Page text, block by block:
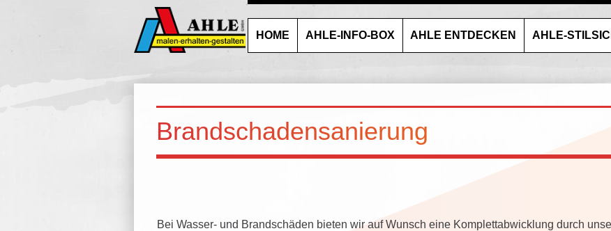
HOME AHLE-INFO-BOX AHLE ENTDECKEN AHLE-
Brandschadensanierung
Bei Wasser- und Brandschäden bieten wir auf Wunsch eine Komplettabwicklung durch